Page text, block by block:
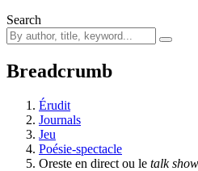
Search
Breadcrumb
Érudit
Journals
Jeu
Poésie-spectacle
Oreste en direct ou le talk show